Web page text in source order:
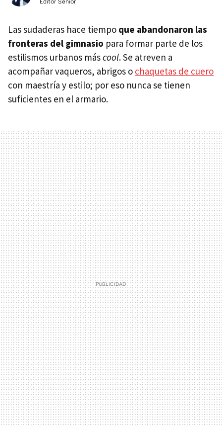
Las sudaderas hace tiempo que abandonaron las
fronteras del gimnasio para formar parte de los
estilismos urbanos máscool. Se atreven a
acompañar vaqueros, abrigos o chaquetas de cuero
con maestría y estilo; por eso nunca se tienen
suficientes en el armario.